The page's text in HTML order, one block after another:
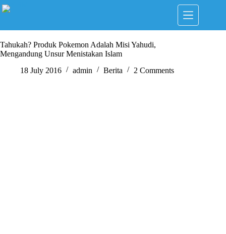
Skip
to
Tahukah? Produk Pokemon Adalah Misi Yahudi,
Mengandung Unsur Menistakan Islam
18 July 2016
admin Berita 2 Comments